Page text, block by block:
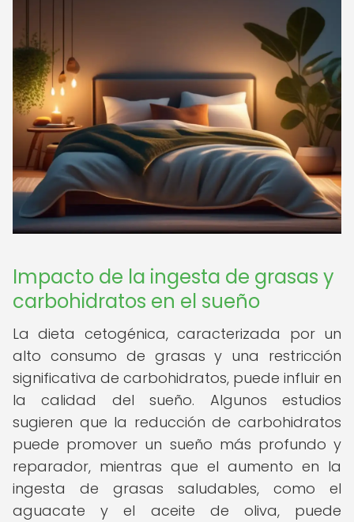
Impacto de la ingesta de grasas y
carbohidratos en el sueño
La dieta cetogénica, caracterizada por un
alto consumo de grasas y una restricción
significativa de carbohidratos, puede influir en
la calidad del sueño. Algunos estudios
sugieren que la reducción de carbohidratos
puede promover un sueño más profundo y
reparador, mientras que el aumento en la
ingesta de grasas saludables, como el
aguacate y el aceite de oliva, puede